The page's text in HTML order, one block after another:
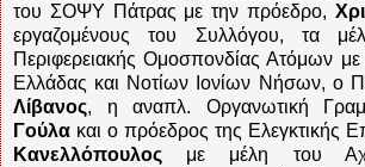
του ΣΟΨΥ Πάτρας με την πρόεδρο,
εργαζομένους του Συλλόγου, τα
Περιφερειακής Ομοσπονδίας Ατόμων με
Ελλάδας και Νοτίων Ιονίων Νήσων, ο
Λίβανος, η αναπλ. Οργανωτική
Γούλα και ο πρόεδρος της Ελεγκτικής
Κανελλόπουλος με μέλη του